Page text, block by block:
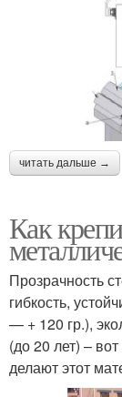
читать дальше →
Как
Прозрачность
гибкость,
— + 120 гр.),
(до 20 лет) –
делают этот